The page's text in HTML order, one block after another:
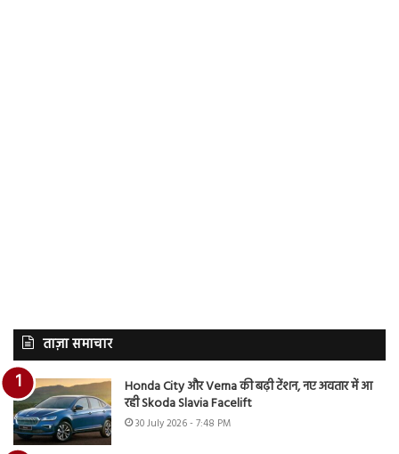
ताज़ा समाचार
Honda City और Verna की बढ़ी टेंशन, नए अवतार में आ
रही Skoda Slavia Facelift
30 July 2026 - 7:48 PM